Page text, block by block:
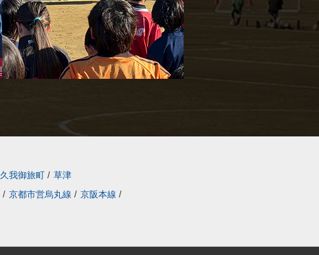
久我御旅町 / 草津
/ 京都市営烏丸線 / 京阪本線 /